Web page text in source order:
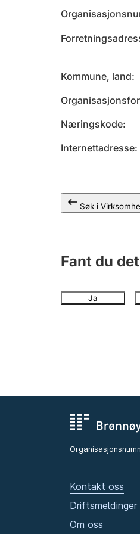
Kommune, land
Næringskode
Internettadresse
Søk i
Fant du
Ja
Kontakt oss
Driftsmeldinger
Om oss